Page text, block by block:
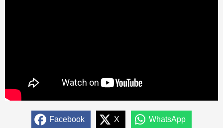
Facebook X WhatsApp